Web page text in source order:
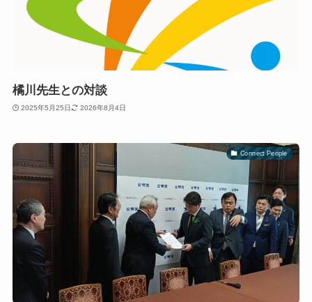
橘川先生との対談
2025年5月25日 2026年8月4日
Connect People